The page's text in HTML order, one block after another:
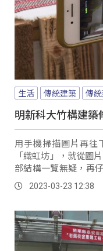
生活 傳統建築 傳
明新科大竹構建築
用手機掃描圖片再往
「織虹坊」，就從圖
部結構一覽無疑，再
示。2023-03-23 12:38